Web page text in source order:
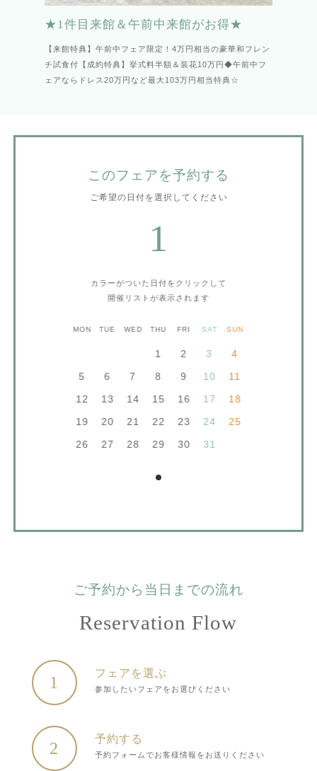
★1件目来館＆午前中来館がお得★
【来館特典】午前中フェア限定！4万円相当の豪華和フレン
チ試食付【成約特典】挙式料半額＆装花10万円◆午前中フ
ェアならドレス20万円など最大103万円相当特典☆
このフェアを予約する
ご希望の日付を選択してください
1
カラーがついた日付をクリックして
開催リストが表示されます
MON TUE WED THU FRI SAT SUN
1 2 3
4
5
6 7 8 9 10
11
12
13 14 15 16 17
18
19
20 21 22 23 24
25
26
27 28 29 30 31
ご予約から当日までの流れ
Reservation Flow
1
フェアを選ぶ
参加したいフェアをお選びください
2
予約する
予約フォームでお客様情報をお送りください